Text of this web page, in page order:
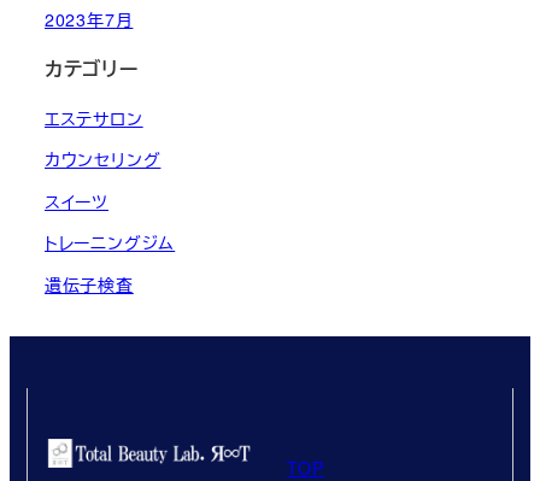
2023年7月
カテゴリー
エステサロン
カウンセリング
スイーツ
トレーニングジム
遺伝子検査
TOP